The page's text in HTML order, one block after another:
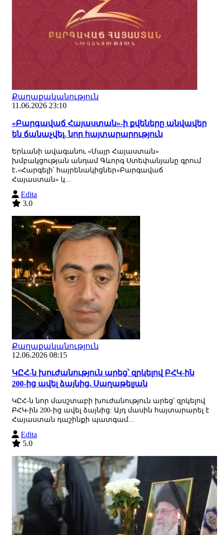
Քաղաքականություն
11.06.2026 23:10
«Բարգավաճ Հայաստան»-ի քվեները անվավեր
են ճանաչվել. նոր հայտարարություն
Երևանի ավագանու «Մայր Հայաստան»
խմբակցության անդամ Գևորգ Ստեփանյանը գրում
է․«Հարգելի՛ հայրենակիցներ«Բարգավաճ
Հայաստան» կ...
Edita
3.0
Քաղաքականություն
12.06.2026 08:15
ԿԸՀ-ն խուժանություն արեց՝ զրկելով ԲՀԿ-ին
200-ից ավել ձայնից. Սաղաթելյան
ԿԸՀ-ն նոր մասշտաբի խուժանություն արեց՝ զրկելով
ԲՀԿ-ին 200-ից ավել ձայնից: Այդ մասին հայտարարել է
Հայաստան դաշինքի պատգամ...
Edita
5.0